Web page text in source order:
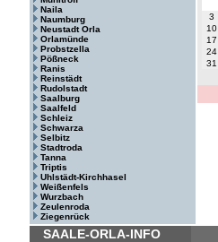
Naila
Naumburg
Neustadt Orla
Orlamünde
Probstzella
Pößneck
Ranis
Reinstädt
Rudolstadt
Saalburg
Saalfeld
Schleiz
Schwarza
Selbitz
Stadtroda
Tanna
Triptis
Uhlstädt-Kirchhasel
Weißenfels
Wurzbach
Zeulenroda
Ziegenrück
3
10
17
24
31
SAALE-ORLA-INFO